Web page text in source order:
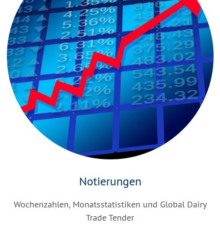
Notierungen
Wochenzahlen, Monatsstatistiken und Global Dairy
Trade Tender